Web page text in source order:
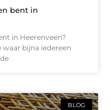
bent in
in Heerenveen?
bijna iedereen
BLOG